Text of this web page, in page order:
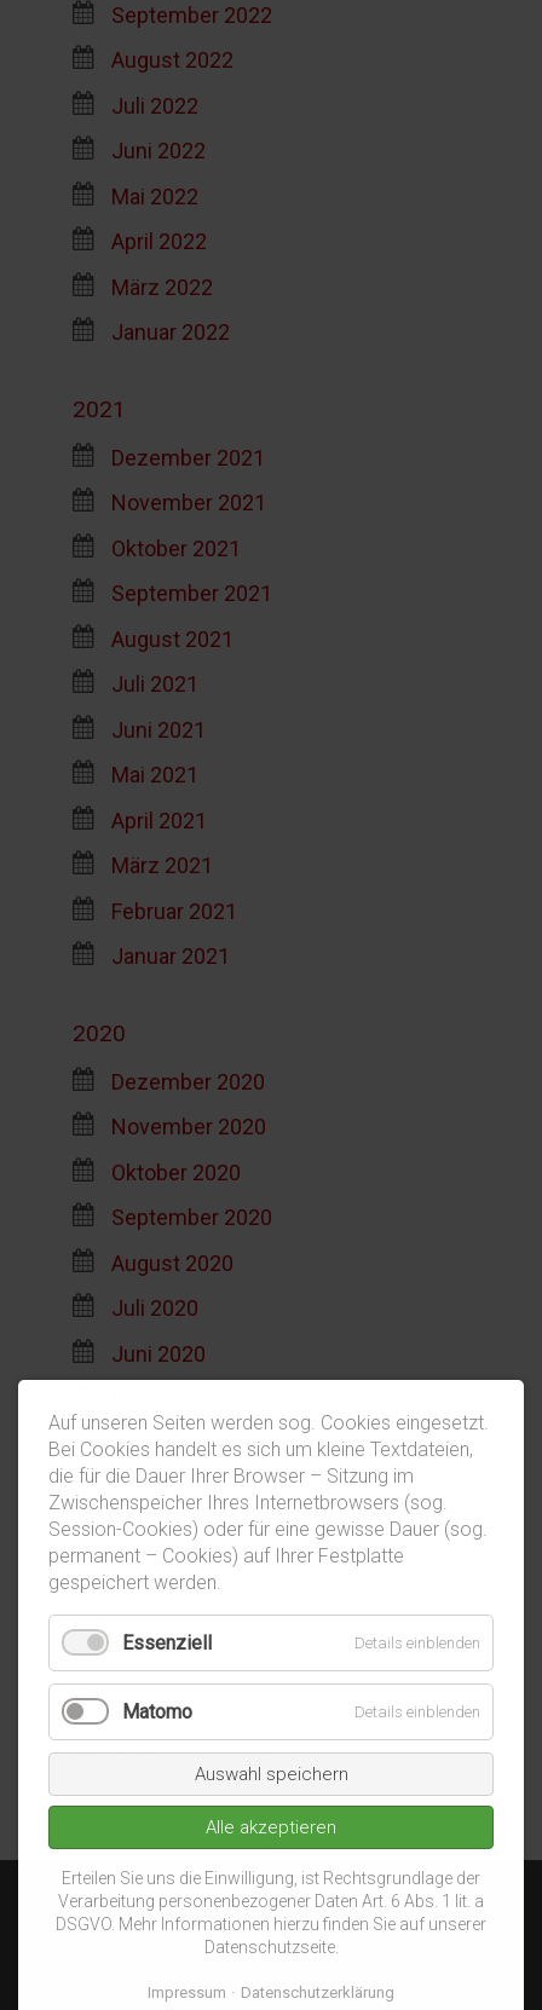
September 2022
August 2022
Juli 2022
Juni 2022
Mai 2022
April 2022
März 2022
Januar 2022
2021
Dezember 2021
November 2021
Oktober 2021
September 2021
August 2021
Juli 2021
Juni 2021
Mai 2021
April 2021
März 2021
Februar 2021
Januar 2021
2020
Dezember 2020
November 2020
Oktober 2020
September 2020
August 2020
Juli 2020
Juni 2020
April 2020
März 2020
Februar 2020
Januar 2020
2019
Dezember 2019
November 2019
Kontakt Impressum| Datenschutzerklärung
Auf unseren Seiten werden sog. Cookies eingesetzt.
Bei Cookies handelt es sich um kleine Textdateien,
die für die Dauer Ihrer Browser – Sitzung im
Zwischenspeicher Ihres Internetbrowsers (sog.
Session-Cookies) oder für eine gewisse Dauer (sog.
permanent – Cookies) auf Ihrer Festplatte
gespeichert werden.
Essenziell Details einblenden
Matomo Details einblenden
Auswahl speichern
Alle akzeptieren
Erteilen Sie uns die Einwilligung, ist Rechtsgrundlage der
Verarbeitung personenbezogener Daten Art. 6 Abs. 1 lit. a
DSGVO. Mehr Informationen hierzu finden Sie auf unserer
Datenschutzseite.
Impressum Datenschutzerklärung